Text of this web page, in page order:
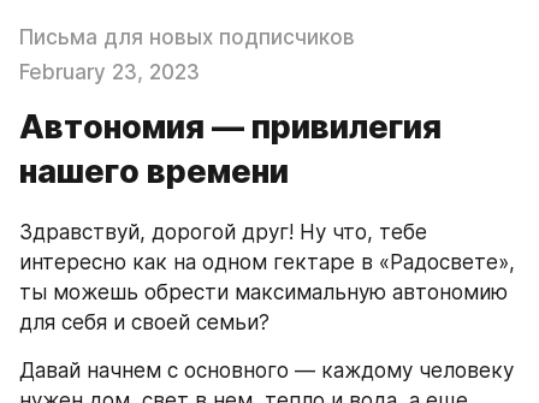
Письма для новых подписчиков
February 23, 2023
Автономия — привилегия
нашего времени
Здравствуй, дорогой друг! Ну что, тебе
интересно как на одном гектаре в «Радосвете»,
ты можешь обрести максимальную автономию
для себя и своей семьи?
Давай начнем с основного — каждому человеку